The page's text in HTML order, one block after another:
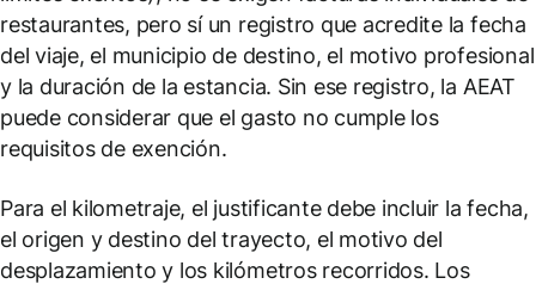
restaurantes, pero sí un registro que acredite la fecha
del viaje, el municipio de destino, el motivo profesional
y la duración de la estancia. Sin ese registro, la AEAT
puede considerar que el gasto no cumple los
requisitos de exención.
Para el kilometraje, el justificante debe incluir la fecha,
el origen y destino del trayecto, el motivo del
desplazamiento y los kilómetros recorridos. Los